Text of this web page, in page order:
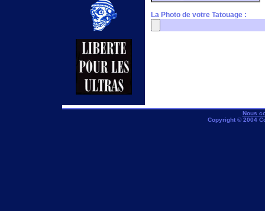
La Photo de votre Tatouage :
Nous
Copyright © 2004